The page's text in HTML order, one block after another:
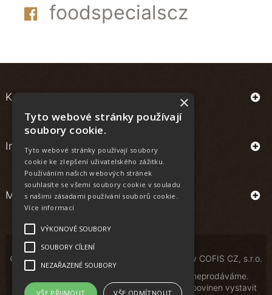
foodspecialscz
Kontakt
Informace
Můj účet
© Copyright | All Rights Reserved | Powered by COFIS CZ, s.r.o.
Osobám mladším 18 let alkoholické nápoje neprodáváme.
Podle zákona o evidenci tržeb je prodávající povinen vystavit
×
Tyto webové stránky používají
soubory cookie.
Tyto webové stránky používají soubory
cookie ke zlepšení uživatelského zážitku.
Používáním našich webových stránek
souhlasíte se všemi soubory cookie v souladu
s našimi zásadami používání souborů cookie.
Více informací
VÝKONOVÉ SOUBORY
SOUBORY CÍLENÍ
NEZAŘAZENÉ SOUBORY
VŠE PŘIJMOUT VŠE ODMÍTNOUT